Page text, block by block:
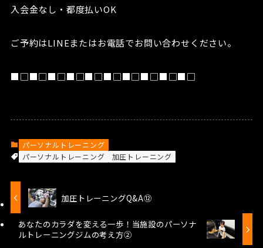
入会金なし・都度払いOK
ご予約はLINEまたはお電話でお問い合わせください。
■□■□■□■□■□■□■□■□■□■□
パーソナルトレーニング
パーソナルトレーニング
加圧トレーニング
加圧トレーニングQ&A⑫
あなたのカラダを変える一歩！当施設のパーソナ
ルトレーニングジムの考え方②